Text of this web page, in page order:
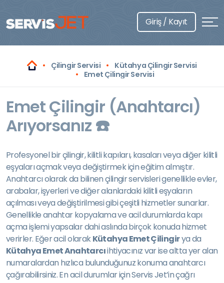
Giriş / Kayıt
Çilingir Servisi
Kütahya Çilingir Servisi
Emet Çilingir Servisi
Emet Çilingir (Anahtarcı)
Arıyorsanız ☎️
Profesyonel bir çilingir, kilitli kapıları, kasaları veya diğer kilitli
eşyaları açmak veya değiştirmek için eğitim almıştır.
Anahtarcı olarak da bilinen çilingir servisleri genellikle evler,
arabalar, işyerleri ve diğer alanlardaki kilitli eşyaların
açılması veya değiştirilmesi gibi çeşitli hizmetler sunarlar.
Genellikle anahtar kopyalama ve acil durumlarda kapı
açma işlemi yapsalar dahi aslında birçok konuda hizmet
verirler. Eğer acil olarakKütahya Emet Çilingirya da
Kütahya Emet Anahtarcıihtiyacınız var ise altta yer alan
numaralardan hızlıca bulunduğunuz konuma anahtarcı
çağırabilirsiniz. En acil durumlar için Servis Jet’in çağrı